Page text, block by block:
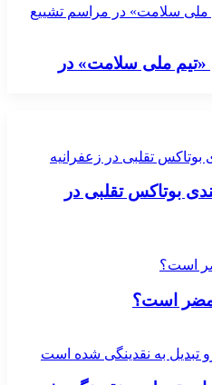
ملی سلامت» در مراسم تشییع
«تیم ملی سلامت» در
بوتاکس تقلبی در
مضر است؟